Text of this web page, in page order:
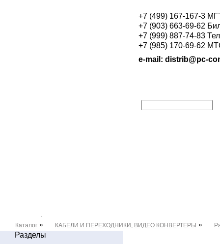
+7 (499) 167-167-3
+7 (903) 663-69-62
+7 (999) 887-74-83
+7 (985) 170-69-62
e-mail: distrib@pc-
Каталог » КАБЕЛИ И ПЕРЕХОДНИКИ, ВИДЕО КОНВЕРТЕРЫ »
Разделы